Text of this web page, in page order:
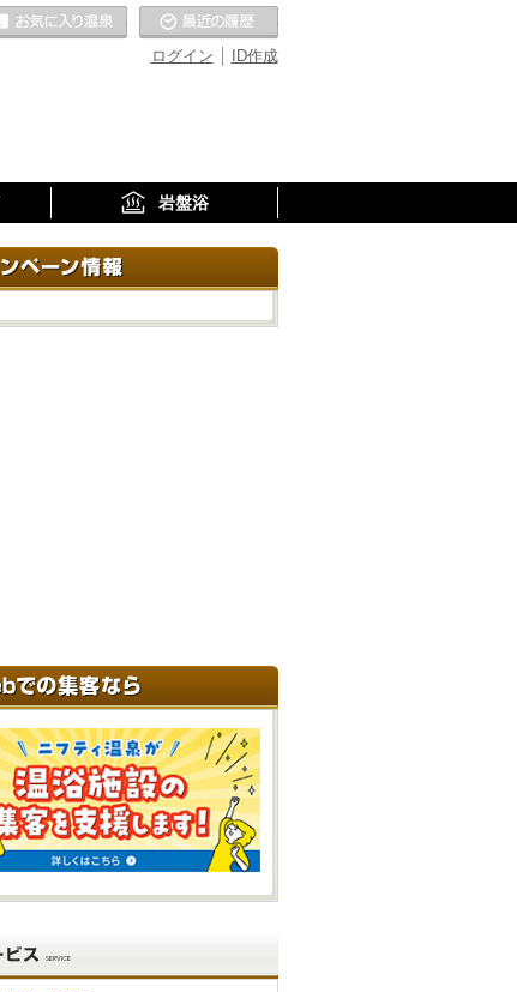
ID作成
ログイン
お気に入りの温泉
岩盤浴